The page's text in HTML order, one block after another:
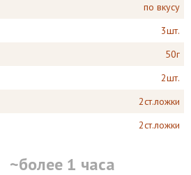
по вкусу
3шт.
50г
2шт.
2ст.ложки
2ст.ложки
~более 1 часа